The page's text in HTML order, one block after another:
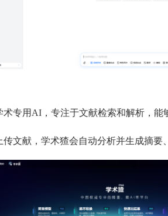
专用AI，专注于文献检索和解析，
文献，学术猹会自动分析并生成摘